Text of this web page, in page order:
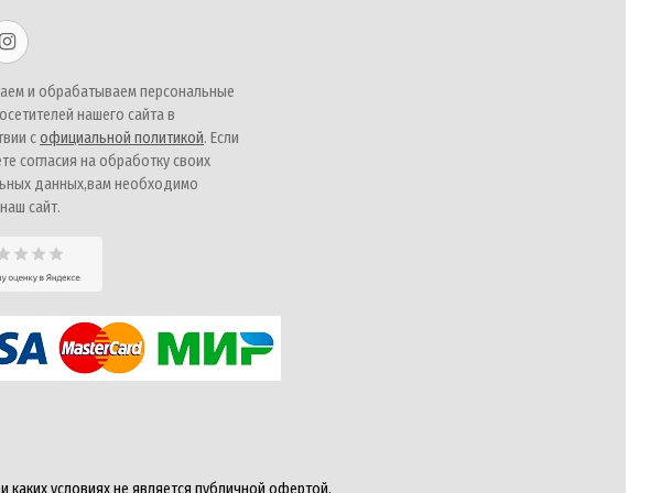
и обрабатываем персональные
нашего сайта в
софициальной политикой. Если
согласия на обработку своих
данных,вам необходимо
сайт.
условиях не является публичной офертой,